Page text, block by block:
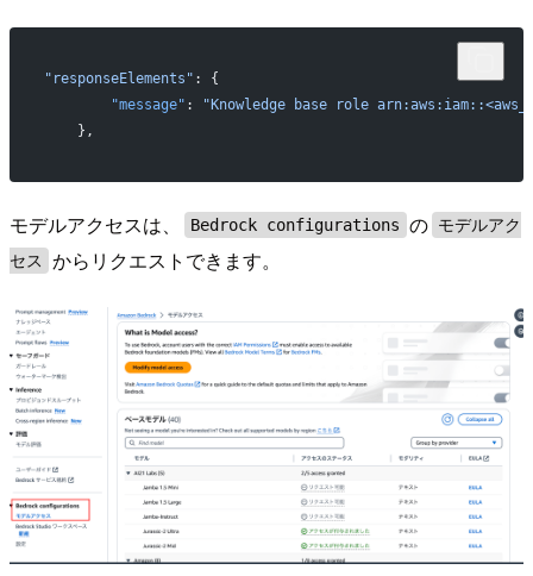
"responseElements" : {
        "message"
:
"Knowledge base role
    },
モデルアクセスは、 Bedrock configurations の モデルアク
セス
からリクエストできます。